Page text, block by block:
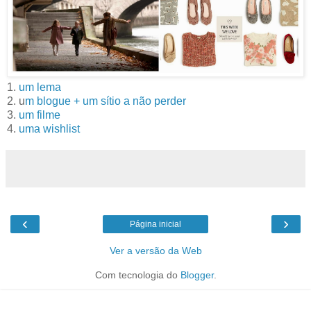
1. um lema
2. um blogue + um sítio a não perder
3. um filme
4. uma wishlist
‹ ›
Página inicial
Ver a versão da Web
Com tecnologia do Blogger.